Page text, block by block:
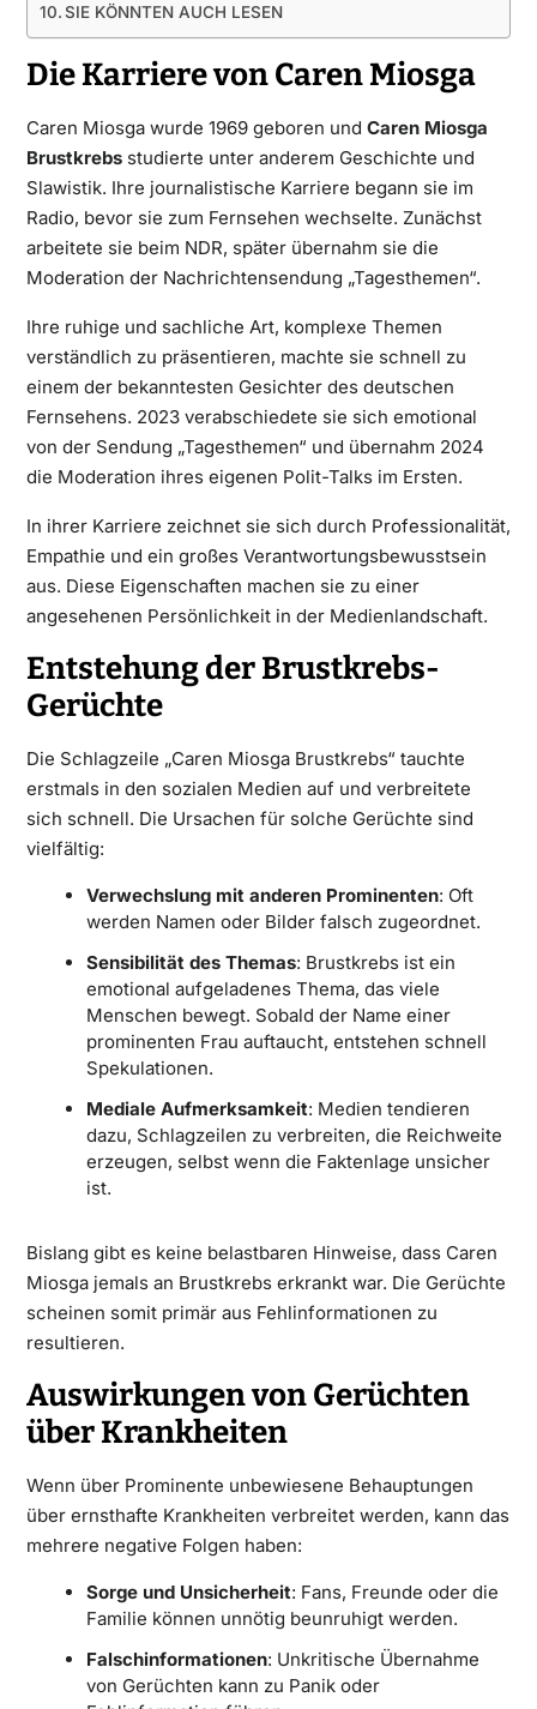
SIE KÖNNTEN AUCH LESEN
Die Karriere von Caren Miosga
Caren Miosga wurde 1969 geboren und Caren Miosga
Brustkrebsstudierte unter anderem Geschichte und
Slawistik. Ihre journalistische Karriere begann sie im
Radio, bevor sie zum Fernsehen wechselte. Zunächst
arbeitete sie beim NDR, später übernahm sie die
Moderation der Nachrichtensendung „Tagesthemen“.
Ihre ruhige und sachliche Art, komplexe Themen
verständlich zu präsentieren, machte sie schnell zu
einem der bekanntesten Gesichter des deutschen
Fernsehens. 2023 verabschiedete sie sich emotional
von der Sendung „Tagesthemen“ und übernahm 2024
die Moderation ihres eigenen Polit-Talks im Ersten.
In ihrer Karriere zeichnet sie sich durch Professionalität,
Empathie und ein großes Verantwortungsbewusstsein
aus. Diese Eigenschaften machen sie zu einer
angesehenen Persönlichkeit in der Medienlandschaft.
Entstehung der Brustkrebs-
Gerüchte
Die Schlagzeile „Caren Miosga Brustkrebs“ tauchte
erstmals in den sozialen Medien auf und verbreitete
sich schnell. Die Ursachen für solche Gerüchte sind
vielfältig:
Verwechslung mit anderen Prominenten: Oft
werden Namen oder Bilder falsch zugeordnet.
Sensibilität des Themas: Brustkrebs ist ein
emotional aufgeladenes Thema, das viele
Menschen bewegt. Sobald der Name einer
prominenten Frau auftaucht, entstehen schnell
Spekulationen.
Mediale Aufmerksamkeit: Medien tendieren
dazu, Schlagzeilen zu verbreiten, die Reichweite
erzeugen, selbst wenn die Faktenlage unsicher
ist.
Bislang gibt es keine belastbaren Hinweise, dass Caren
Miosga jemals an Brustkrebs erkrankt war. Die Gerüchte
scheinen somit primär aus Fehlinformationen zu
resultieren.
Auswirkungen von Gerüchten
über Krankheiten
Wenn über Prominente unbewiesene Behauptungen
über ernsthafte Krankheiten verbreitet werden, kann das
mehrere negative Folgen haben:
Sorge und Unsicherheit: Fans, Freunde oder die
Familie können unnötig beunruhigt werden.
Falschinformationen: Unkritische Übernahme
von Gerüchten kann zu Panik oder